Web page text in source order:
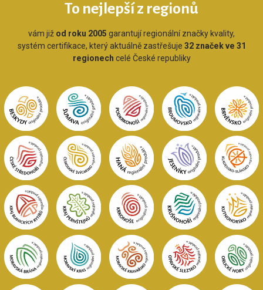
To nejlepší z regionů
vám již od roku 2005 garantují regionální značky kvality,
systém certifikace, který aktuálně zastřešuje 32 značek ve 31
regionech celé České republiky